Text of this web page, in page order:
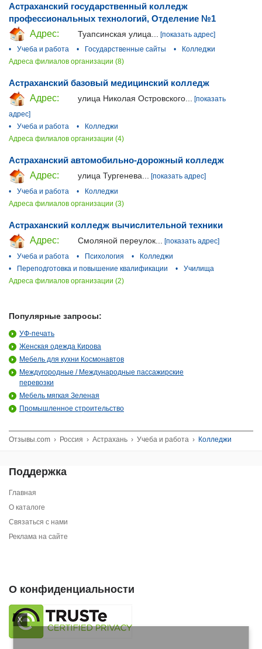
X
Астраханский государственный колледж
профессиональных технологий, Отделение №1
Адрес:
Туапсинская улица...
[показать адрес]
•
Учеба и работа • Государственные сайты •
Колледжи
Адреса филиалов организации (8)
Астраханский базовый медицинский колледж
Адрес:
улица Николая Островского... [показать
адрес]
•
Учеба и работа •
Колледжи
Адреса филиалов организации (4)
Астраханский автомобильно-дорожный колледж
Адрес:
улица Тургенева...
[показать адрес]
•
Учеба и работа •
Колледжи
Адреса филиалов организации (3)
Астраханский колледж вычислительной техники
Адрес:
Смоляной переулок...
[показать адрес]
•
Учеба и работа • Психология •
Колледжи
•
Переподготовка и повышение квалификации •
Училища
Адреса филиалов организации (2)
Популярные запросы:
УФ-печать
Женская одежда Кирова
Мебель для кухни Космонавтов
Междугородные / Международные пассажирские
перевозки
Мебель мягкая Зеленая
Промышленное строительство
Отзывы.com › Россия › Астрахань › Учеба и работа › Колледжи
Поддержка
Главная
О каталоге
Связаться с нами
Реклама на сайте
О конфиденциальности